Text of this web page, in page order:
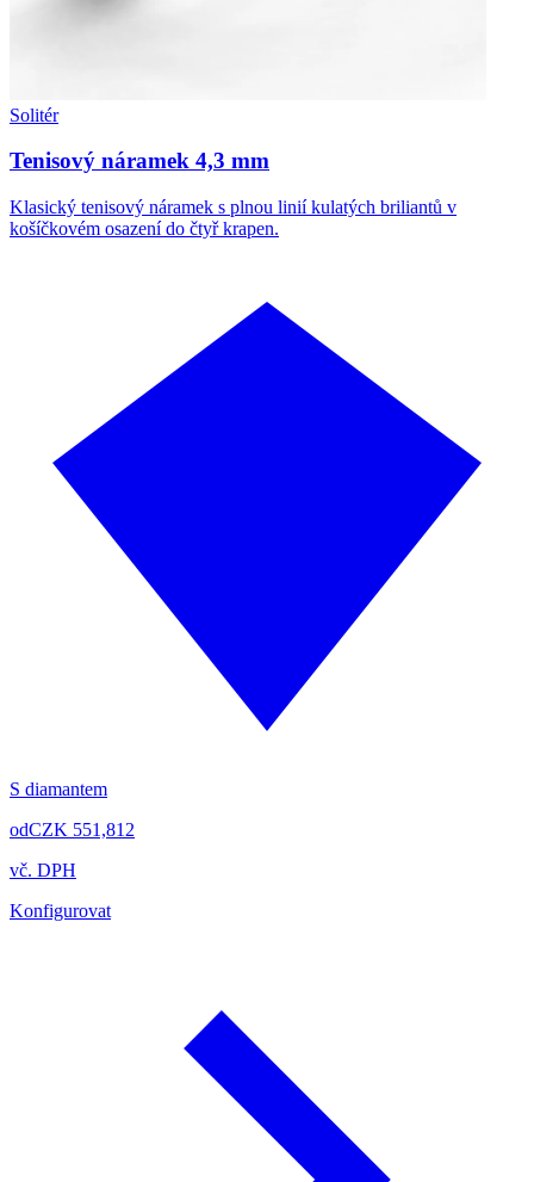
Solitér
Tenisový náramek 4,3 mm
Klasický tenisový náramek s plnou linií kulatých briliantů v
košíčkovém osazení do čtyř krapen.
S diamantem
odCZK 551,812
vč. DPH
Konfigurovat